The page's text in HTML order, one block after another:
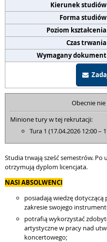
Kierunek studiów
Forma studiów
Poziom kształcenia
Czas trwania
Wymagany dokument
Obecnie
Minione tury w tej rekrutacji:
Tura 1 (17.04.2026 12:00 –
Studia trwają sześć semestrów.
otrzymują dyplom licencjata.
NASI ABSOLWENCI
posiadają wiedzę
zakresie swojego
potrafią wykorzystać
artystyczne w pracy nad
koncertowego;